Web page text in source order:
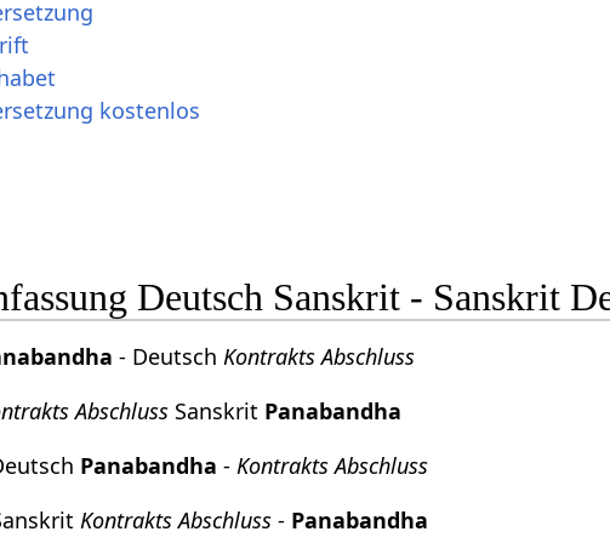
kostenlos
Deutsch Sanskrit - Sanskrit
- DeutschKontrakts Abschluss
Abschluss Sanskrit Panabandha
Panabandha -Kontrakts Abschluss
Kontrakts Abschluss - Panabandha